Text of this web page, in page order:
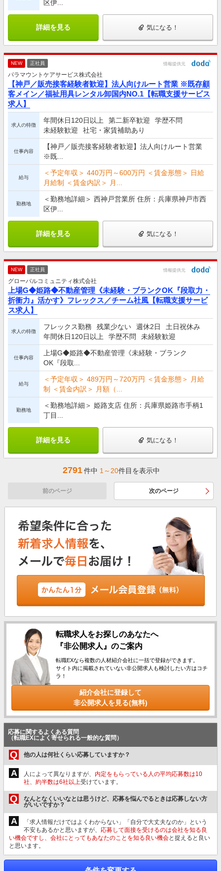
区伊...
詳細を見る 気になる！
NEW 正社員 情報提供元
パラマウントケアサービス株式会社
【神戸／販売接客経験者歓迎】法人向けルート営業 ※既存顧
客メイン／福祉用具レンタル卸国内NO.1【転職支援サービス
求人】
求人の特徴
年間休日120日以上 第二新卒歓迎
学歴不問
未経験歓迎
社宅・家賃補助あり
仕事内容
【神戸／販売接客経験者歓迎】法人向けルート営業
※既...
給与
＜予定年収＞ 440万円～600万円 ＜賃金形態＞ 日給
月給制 ＜賃金内訳＞ 月...
勤務地
＜勤務地詳細＞ 西神戸営業所 住所：兵庫県神戸市西
区伊...
詳細を見る 気になる！
NEW 正社員 情報提供元
グローバルコミュニティ株式会社
上場G◆姫路◆不動産管理《未経験・ブランクOK『段取力・
折衝力』活かす》フレックス／チーム社風【転職支援サービ
ス求人】
求人の特徴
フレックス勤務 残業少ない 週休2日
土日祝休み
年間休日120日以上
学歴不問 未経験歓迎
仕事内容
上場G◆姫路◆不動産管理《未経験・ブランク
OK『段取...
給与
＜予定年収＞ 489万円～720万円 ＜賃金形態＞ 月給
制 ＜賃金内訳＞ 月額（...
勤務地
＜勤務地詳細＞ 姫路支店 住所：兵庫県姫路市手柄1
丁目...
詳細を見る 気になる！
2791件中 1～20件目を表示中
前のページ 次のページ
転職求人をお探しのあなたへ
『非公開求人』のご案内
転職EXなら複数の人材紹介会社に一括で登録ができます。
サイト内に掲載されていない非公開求人も検討したい方はコチ
ラ！
紹介会社に登録して
非公開求人を見る(無料)
応募に関するよくある質問
（転職EXによく寄せられる一般的な質問）
Q 他の人は何社くらい応募していますか？
A 人によって異なりますが、 内定をもらっている人の平均応募数は10
社、約半数は6社以上受けています。
Q
なんとなくいいなとは思うけど、応募を悩んでるときは応募しない方
がいいですか？
A
「求人情報だけではよくわからない」「自分で大丈夫なのか」という
不安もあるかと思いますが、 応募して面接を受けるのは会社を知る良
い機会ですし、会社にとってもあなたのことを知る良い機会と捉えると良い
と思います。